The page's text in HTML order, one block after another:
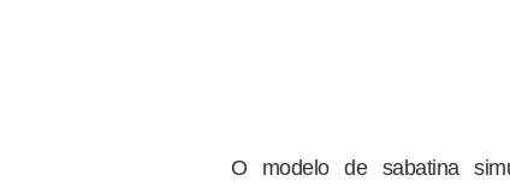
O modelo de sabatina